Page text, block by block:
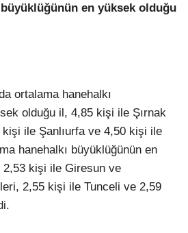
en yüksek olduğu
ortalama hanehalkı
olduğu il, 4,85 kişi ile Şırnak
ile Şanlıurfa ve 4,50 kişi ile
hanehalkı büyüklüğünün en
kişi ile Giresun ve
2,55 kişi ile Tunceli ve 2,59